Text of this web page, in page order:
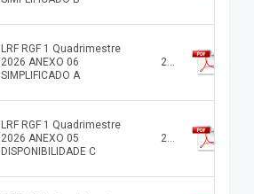
LRF RGF 1 Quadrimestre
2026 ANEXO 06
SIMPLIFICADO A
2026
LRF RGF 1 Quadrimestre
2026 ANEXO 05
DISPONIBILIDADE C
2026